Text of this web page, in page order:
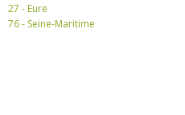
27 - Eure
76 - Seine-Maritime